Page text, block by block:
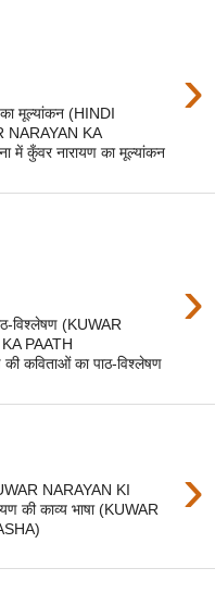
›
का मूल्यांकन (HINDI
NARAYAN KA
में कुँवर नारायण का मूल्यांकन
›
विश्लेषण (KUWAR
PAATH
कविताओं का पाठ-विश्लेषण
›
NARAYAN KI
की काव्य भाषा (KUWAR